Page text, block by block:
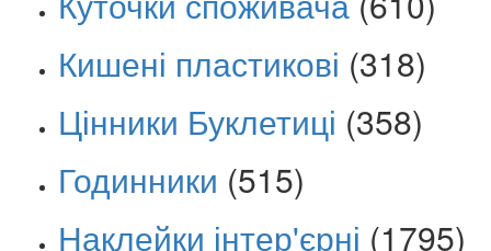
Кишені пластикові (318)
Цінники Буклетиці (358)
Годинники (515)
Наклейки інтер'єрні (1795)